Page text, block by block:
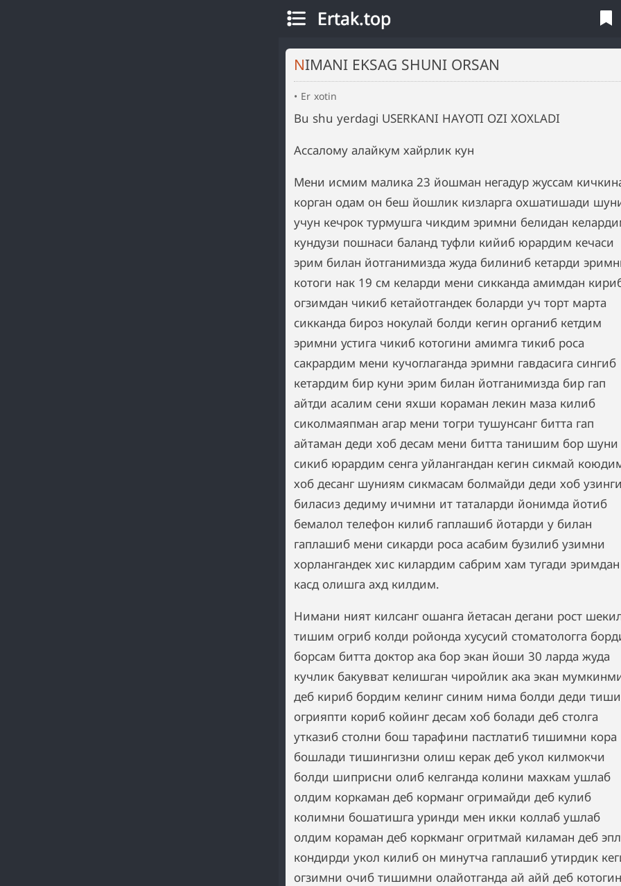
Ertak.top
NIMANI EKSAG SHUNI ORSAN
Er xotin
Bu shu yerdagi USERKANI HAYOTI OZI XOXLADI
Ассалому алайкум хайрлик кун
Мени исмим малика 23 йошман негадур жуссам
корган одам он беш йошлик кизларга охшатишади
учун кечрок турмушга чикдим эримни белидан
кундузи пошнаси баланд туфли кийиб юрардим кечаси
эрим билан йотганимизда жуда билиниб кетарди
котоги нак 19 см келарди мени сикканда амимдан
огзимдан чикиб кетайотгандек боларди уч торт марта
сикканда бироз нокулай болди кегин органиб кетдим
эримни устига чикиб котогини амимга тикиб роса
сакрардим мени кучоглаганда эримни гавдасига сингиб
кетардим бир куни эрим билан йотганимизда бир гап
айтди асалим сени яхши кораман лекин маза килиб
сиколмаяпман агар мени тогри тушунсанг битта гап
айтаман деди хоб десам мени битта танишим бор шуни
сикиб юрардим сенга уйлангандан кегин сикмай
хоб десанг шуниям сикмасам болмайди деди хоб
биласиз дедиму ичимни ит таталарди йонимда йотиб
бемалол телефон килиб гаплашиб йотарди у билан
гаплашиб мени сикарди роса асабим бузилиб узимни
хорлангандек хис килардим сабрим хам тугади эримдан
касд олишга ахд килдим.
Нимани ният килсанг ошанга йетасан дегани рост
тишим огриб колди ройонда хусусий стоматологга
борсам битта доктор ака бор экан йоши 30 ларда жуда
кучлик бакувват келишган чиройлик ака экан
деб кириб бордим келинг синим нима болди деди
огрияпти кориб койинг десам хоб болади деб столга
утказиб столни бош тарафини пастлатиб тишимни кора
бошлади тишингизни олиш керак деб укол килмокчи
болди шиприсни олиб келганда колини махкам ушлаб
олдим коркаман деб корманг огримайди деб кулиб
колимни бошатишга уринди мен икки коллаб ушлаб
олдим кораман деб коркманг огритмай киламан деб
кондирди укол килиб он минутча гаплашиб утирдик
огзимни очиб тишимни олайотганда ай айй деб